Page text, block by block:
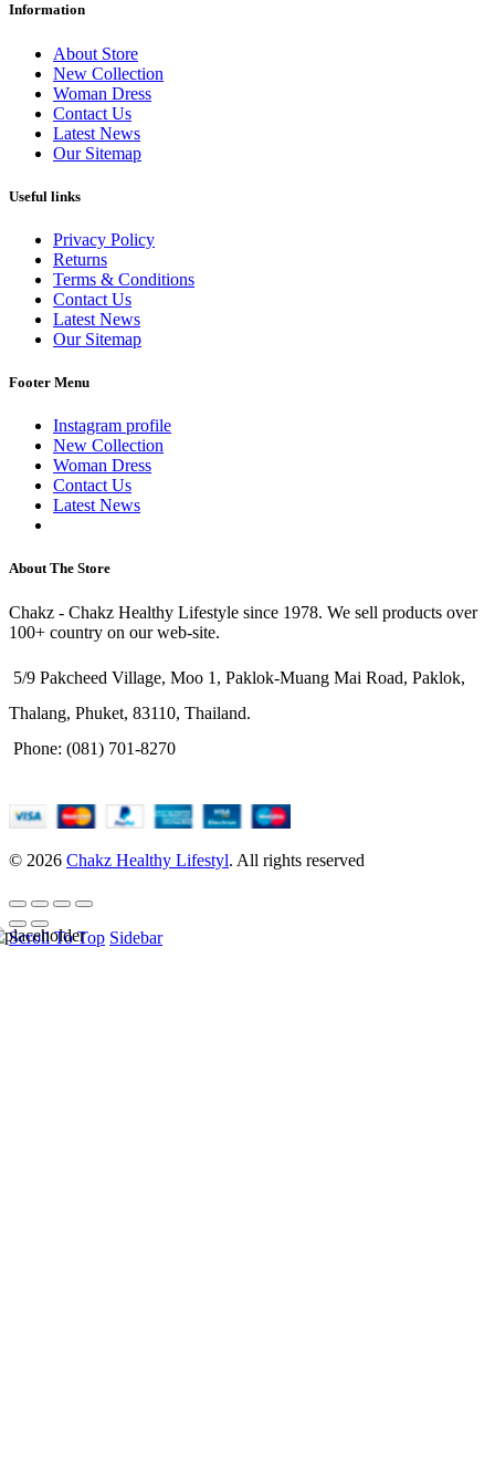
Information
About Store
New Collection
Woman Dress
Contact Us
Latest News
Our Sitemap
Useful links
Privacy Policy
Returns
Terms & Conditions
Contact Us
Latest News
Our Sitemap
Footer Menu
Instagram profile
New Collection
Woman Dress
Contact Us
Latest News
About The Store
Chakz - Chakz Healthy Lifestyle since 1978. We sell products over
100+ country on our web-site.
5/9 Pakcheed Village, Moo 1, Paklok-Muang Mai Road, Paklok,
Thalang, Phuket, 83110, Thailand.
Phone: (081) 701-8270
© 2026 Chakz Healthy Lifestyl. All rights reserved
Scroll To Top Sidebar